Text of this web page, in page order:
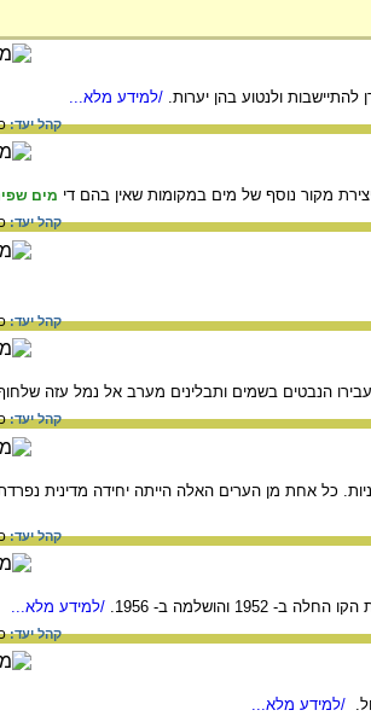
/למידע מלא...
קהל יעד:
מקור נוסף של מים במקומות שאין בהם די מים
קהל יעד:
קהל יעד:
הנבטים בשמים ותבלינים מערב אל נמל עזה שלחוף
קהל יעד:
כל אחת מן הערים האלה הייתה יחידה מדינית
קהל יעד:
/למידע מלא...
קהל יעד:
/למידע מלא...